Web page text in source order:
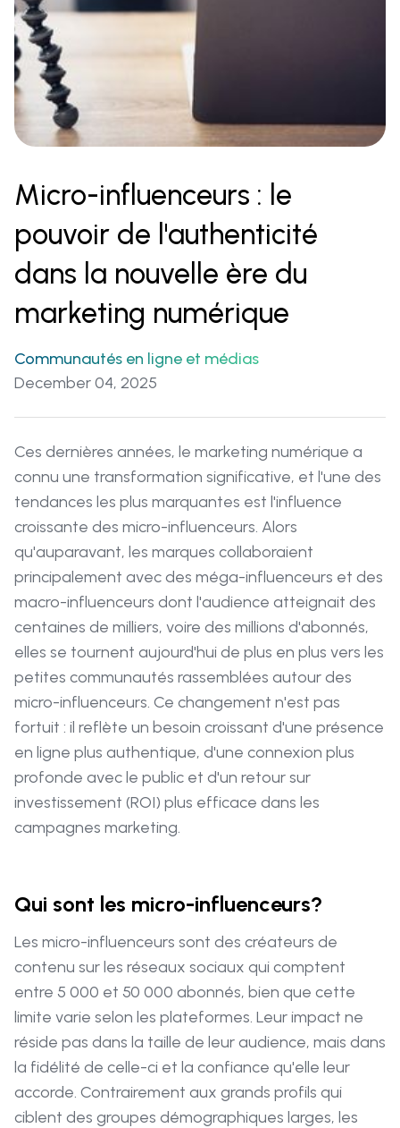
Micro-influenceurs : le
pouvoir de l'authenticité
dans la nouvelle ère du
marketing numérique
Communautés en ligne et médias‍
December 04, 2025
Ces dernières années, le marketing numérique a
connu une transformation significative, et l'une des
tendances les plus marquantes est l'influence
croissante des micro-influenceurs. Alors
qu'auparavant, les marques collaboraient
principalement avec des méga-influenceurs et des
macro-influenceurs dont l'audience atteignait des
centaines de milliers, voire des millions d'abonnés,
elles se tournent aujourd'hui de plus en plus vers les
petites communautés rassemblées autour des
micro-influenceurs. Ce changement n'est pas
fortuit : il reflète un besoin croissant d'une présence
en ligne plus authentique, d'une connexion plus
profonde avec le public et d'un retour sur
investissement (ROI) plus efficace dans les
campagnes marketing.
Qui sont les micro-influenceurs?
Les micro-influenceurs sont des créateurs de
contenu sur les réseaux sociaux qui comptent
entre 5 000 et 50 000 abonnés, bien que cette
limite varie selon les plateformes. Leur impact ne
réside pas dans la taille de leur audience, mais dans
la fidélité de celle-ci et la confiance qu'elle leur
accorde. Contrairement aux grands profils qui
ciblent des groupes démographiques larges, les